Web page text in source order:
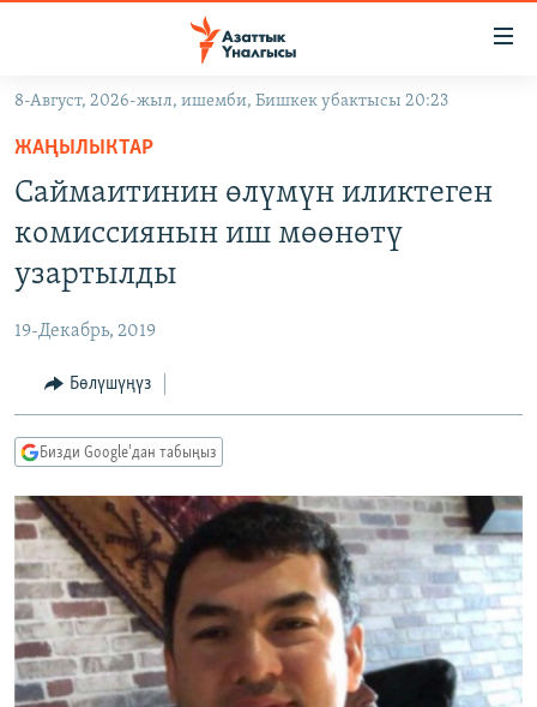
Навигацияга
өтүңүз
Издөөгө
салыңыз
МАДАНИЯТ
ТВ ПРОГРАММАЛАР
БҮГҮН АЗАТТЫКТА
ДАНИСТЕ
ЭЖЕ-СИҢДИЛЕР
АЗАТТЫК+
ЫҢГАЙСЫЗ СУРООЛОР
ПОДКАСТ
Русский
ОНЛАЙН ШЕРИНЕ
8-Август, 2026-жыл, ишемби, Бишкек убактысы 20:23
ЖАҢЫЛЫКТАР
Саймаитинин өлүмүн иликтеген
комиссиянын иш мөөнөтү
узартылды
19-Декабрь, 2019
Бөлүшүңүз
Бизди Google'дан табыңыз